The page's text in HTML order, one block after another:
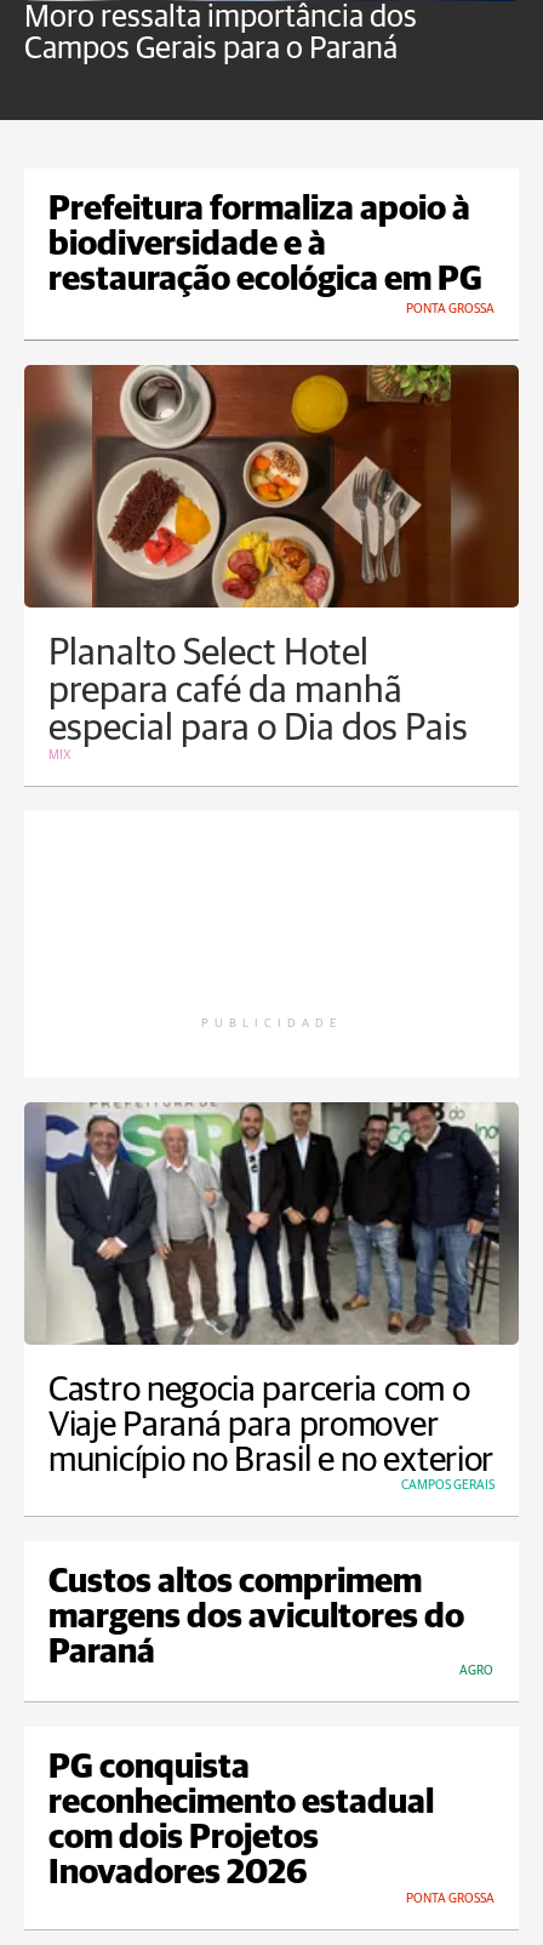
Moro ressalta importância dos
Campos Gerais para o Paraná
Prefeitura formaliza apoio à
biodiversidade e à
restauração ecológica em PG
PONTA GROSSA
Planalto Select Hotel
prepara café da manhã
especial para o Dia dos Pais
MIX
PUBLICIDADE
Castro negocia parceria com o
Viaje Paraná para promover
município no Brasil e no exterior
CAMPOS GERAIS
Custos altos comprimem
margens dos avicultores do
Paraná
AGRO
PG conquista
reconhecimento estadual
com dois Projetos
Inovadores 2026
PONTA GROSSA